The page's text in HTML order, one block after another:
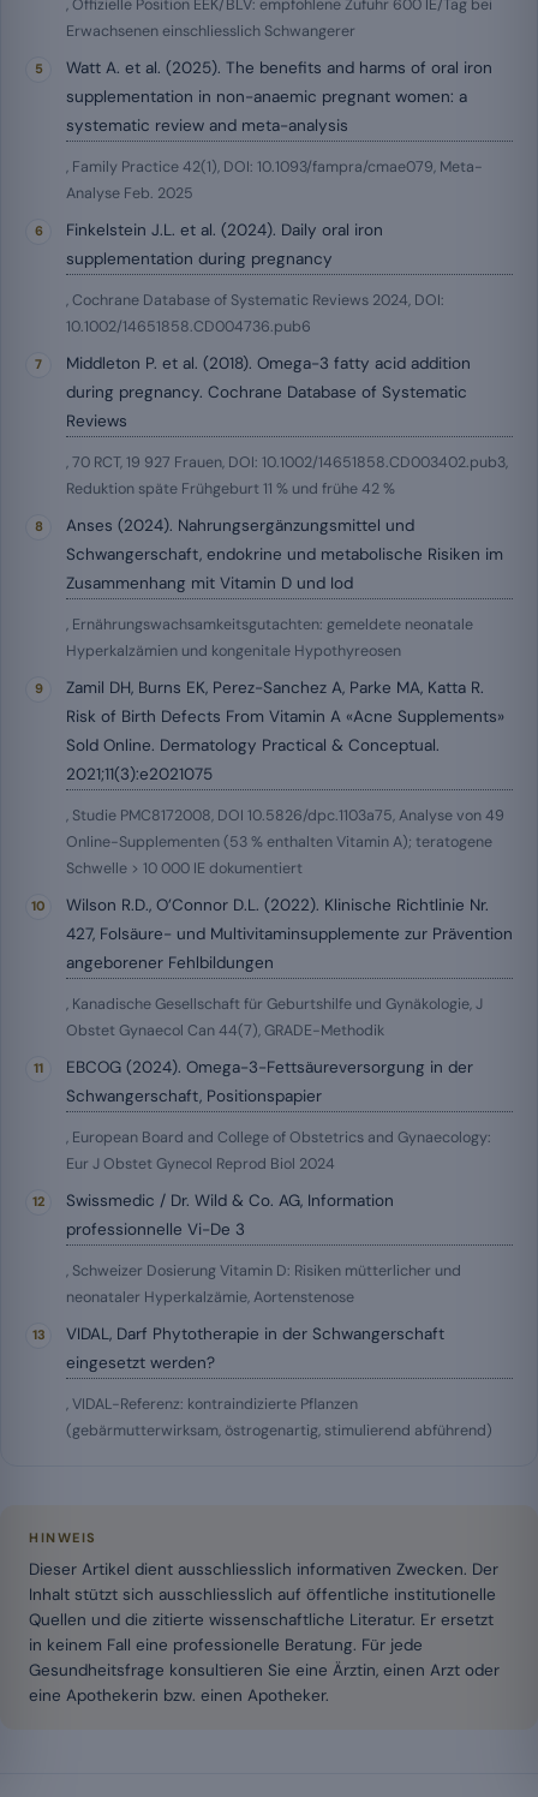
, Offizielle Position EEK/BLV: empfohlene Zufuhr 600 IE/Tag bei
Erwachsenen einschliesslich Schwangerer
Watt A. et al. (2025). The benefits and harms of oral iron
supplementation in non-anaemic pregnant women: a
systematic review and meta-analysis
, Family Practice 42(1), DOI: 10.1093/fampra/cmae079, Meta-
Analyse Feb. 2025
Finkelstein J.L. et al. (2024). Daily oral iron
supplementation during pregnancy
, Cochrane Database of Systematic Reviews 2024, DOI:
10.1002/14651858.CD004736.pub6
Middleton P. et al. (2018). Omega-3 fatty acid addition
during pregnancy. Cochrane Database of Systematic
Reviews
, 70 RCT, 19 927 Frauen, DOI: 10.1002/14651858.CD003402.pub3,
Reduktion späte Frühgeburt 11 % und frühe 42 %
Anses (2024). Nahrungsergänzungsmittel und
Schwangerschaft, endokrine und metabolische Risiken im
Zusammenhang mit Vitamin D und Iod
, Ernährungswachsamkeitsgutachten: gemeldete neonatale
Hyperkalzämien und kongenitale Hypothyreosen
Zamil DH, Burns EK, Perez-Sanchez A, Parke MA, Katta R.
Risk of Birth Defects From Vitamin A «Acne Supplements»
Sold Online. Dermatology Practical & Conceptual.
2021;11(3):e2021075
, Studie PMC8172008, DOI 10.5826/dpc.1103a75, Analyse von 49
Online-Supplementen (53 % enthalten Vitamin A); teratogene
Schwelle > 10 000 IE dokumentiert
Wilson R.D., O’Connor D.L. (2022). Klinische Richtlinie Nr.
427, Folsäure- und Multivitaminsupplemente zur Prävention
angeborener Fehlbildungen
, Kanadische Gesellschaft für Geburtshilfe und Gynäkologie, J
Obstet Gynaecol Can 44(7), GRADE-Methodik
EBCOG (2024). Omega-3-Fettsäureversorgung in der
Schwangerschaft, Positionspapier
, European Board and College of Obstetrics and Gynaecology:
Eur J Obstet Gynecol Reprod Biol 2024
Swissmedic / Dr. Wild & Co. AG, Information
professionnelle Vi-De 3
, Schweizer Dosierung Vitamin D: Risiken mütterlicher und
neonataler Hyperkalzämie, Aortenstenose
VIDAL, Darf Phytotherapie in der Schwangerschaft
eingesetzt werden?
, VIDAL-Referenz: kontraindizierte Pflanzen
(gebärmutterwirksam, östrogenartig, stimulierend abführend)
HINWEIS
Dieser Artikel dient ausschliesslich informativen Zwecken. Der
Inhalt stützt sich ausschliesslich auf öffentliche institutionelle
Quellen und die zitierte wissenschaftliche Literatur. Er ersetzt
in keinem Fall eine professionelle Beratung. Für jede
Gesundheitsfrage konsultieren Sie eine Ärztin, einen Arzt oder
eine Apothekerin bzw. einen Apotheker.